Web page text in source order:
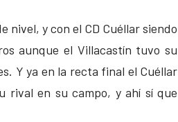
nivel, y con el CD Cuéllar siendo
aunque el Villacastín tuvo su
Y ya en la recta final el Cuéllar
rival en su campo, y ahí sí que